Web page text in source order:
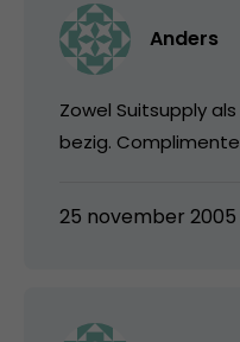
Anders
Zowel Suitsupply
bezig.
25 november 2005